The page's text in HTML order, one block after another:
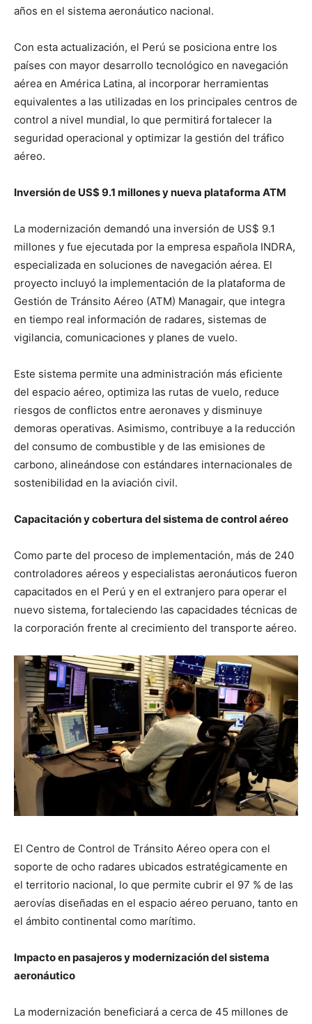
años en el sistema aeronáutico nacional.
Con esta actualización, el Perú se posiciona entre los
países con mayor desarrollo tecnológico en navegación
aérea en América Latina, al incorporar herramientas
equivalentes a las utilizadas en los principales centros de
control a nivel mundial, lo que permitirá fortalecer la
seguridad operacional y optimizar la gestión del tráfico
aéreo.
Inversión de US$ 9.1 millones y nueva plataforma ATM
La modernización demandó una inversión de US$ 9.1
millones y fue ejecutada por la empresa española INDRA,
especializada en soluciones de navegación aérea. El
proyecto incluyó la implementación de la plataforma de
Gestión de Tránsito Aéreo (ATM) Managair, que integra
en tiempo real información de radares, sistemas de
vigilancia, comunicaciones y planes de vuelo.
Este sistema permite una administración más eficiente
del espacio aéreo, optimiza las rutas de vuelo, reduce
riesgos de conflictos entre aeronaves y disminuye
demoras operativas. Asimismo, contribuye a la reducción
del consumo de combustible y de las emisiones de
carbono, alineándose con estándares internacionales de
sostenibilidad en la aviación civil.
Capacitación y cobertura del sistema de control aéreo
Como parte del proceso de implementación, más de 240
controladores aéreos y especialistas aeronáuticos fueron
capacitados en el Perú y en el extranjero para operar el
nuevo sistema, fortaleciendo las capacidades técnicas de
la corporación frente al crecimiento del transporte aéreo.
El Centro de Control de Tránsito Aéreo opera con el
soporte de ocho radares ubicados estratégicamente en
el territorio nacional, lo que permite cubrir el 97 % de las
aerovías diseñadas en el espacio aéreo peruano, tanto en
el ámbito continental como marítimo.
Impacto en pasajeros y modernización del sistema
aeronáutico
La modernización beneficiará a cerca de 45 millones de